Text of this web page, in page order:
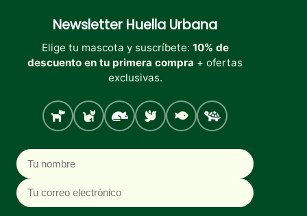
producto
producto
Newsletter Huella Urbana
Elige tu mascota y suscríbete: 10% de
descuento en tu primera compra + ofertas
exclusivas.
Perro Gato Roedores
Aves PecesTortugas
Nombre
Correo electrónico